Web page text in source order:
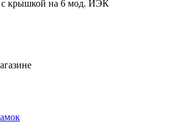
крышкой на 6 мод. ИЭК